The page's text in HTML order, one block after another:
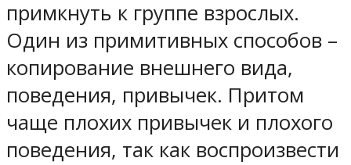
примкнуть к группе взрослых.
Один из примитивных способов –
копирование внешнего вида,
поведения, привычек. Притом
чаще плохих привычек и плохого
поведения, так как воспроизвести